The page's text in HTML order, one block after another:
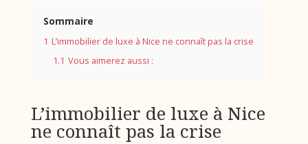
Sommaire
1 L’immobilier de luxe à Nice ne connaît pas la crise
1.1 Vous aimerez aussi :
L’immobilier de luxe à Nice
ne connaît pas la crise